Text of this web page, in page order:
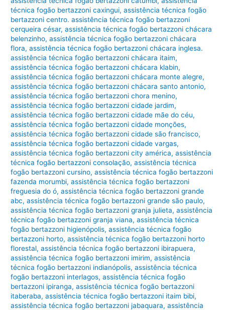
técnica fogão bertazzoni caxingui,assistência técnica fogão
bertazzoni centro. assistência técnica fogão bertazzoni
cerqueira césar,assistência técnica fogão bertazzoni chácara
belenzinho,assistência técnica fogão bertazzoni chácara
flora,assistência técnica fogão bertazzoni chácara inglesa.
assistência técnica fogão bertazzoni chácara itaim,
assistência técnica fogão bertazzoni chácara klabin,
assistência técnica fogão bertazzoni chácara monte alegre,
assistência técnica fogão bertazzoni chácara santo antonio,
assistência técnica fogão bertazzoni chora menino,
assistência técnica fogão bertazzoni cidade jardim,
assistência técnica fogão bertazzoni cidade mãe do céu,
assistência técnica fogão bertazzoni cidade monções,
assistência técnica fogão bertazzoni cidade são francisco,
assistência técnica fogão bertazzoni cidade vargas,
assistência técnica fogão bertazzoni city américa,assistência
técnica fogão bertazzoni consolação,assistência técnica
fogão bertazzoni cursino,assistência técnica fogão bertazzoni
fazenda morumbi,assistência técnica fogão bertazzoni
freguesia do ó,assistência técnica fogão bertazzoni grande
abc,assistência técnica fogão bertazzoni grande são paulo,
assistência técnica fogão bertazzoni granja julieta,assistência
técnica fogão bertazzoni granja viana,assistência técnica
fogão bertazzoni higienópolis,assistência técnica fogão
bertazzoni horto,assistência técnica fogão bertazzoni horto
florestal,assistência técnica fogão bertazzoni ibirapuera,
assistência técnica fogão bertazzoni imirim,assistência
técnica fogão bertazzoni indianópolis,assistência técnica
fogão bertazzoni interlagos,assistência técnica fogão
bertazzoni ipiranga,assistência técnica fogão bertazzoni
itaberaba,assistência técnica fogão bertazzoni itaim bibi,
assistência técnica fogão bertazzoni jabaquara,assistência